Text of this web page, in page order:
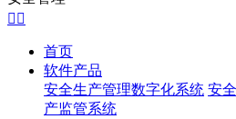
 
首页
软件产品
安全生产管理数字化系统 安
产监管系统